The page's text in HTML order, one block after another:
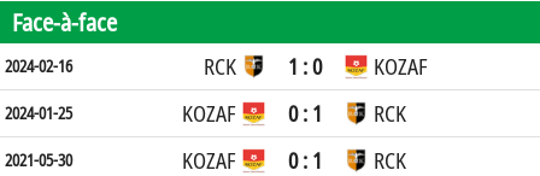
Face-à-face
2024-02-16 RCK 1 : 0 KOZAF
2024-01-25 KOZAF 0 : 1 RCK
2021-05-30 KOZAF 0 : 1 RCK